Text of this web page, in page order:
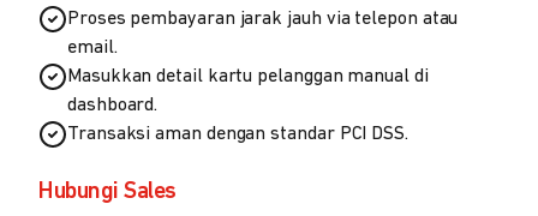
Proses pembayaran jarak jauh via telepon atau
email.
Masukkan detail kartu pelanggan manual di
dashboard.
Transaksi aman dengan standar PCI DSS.
Hubungi Sales